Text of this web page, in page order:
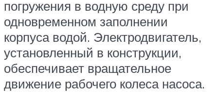
погружения в водную среду при
одновременном заполнении
корпуса водой. Электродвигатель,
установленный в конструкции,
обеспечивает вращательное
движение рабочего колеса насоса.